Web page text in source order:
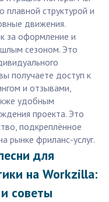
структурой и
движения.
за оформление и
сезоном. Это
получаете доступ к
и отзывами,
удобным
проекта. Это
подкреплённое
рынке фриланс-услуг.
для
на Workzilla:
советы